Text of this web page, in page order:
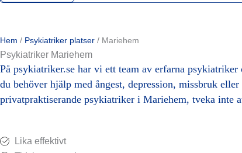
Hem / Psykiatriker platser / Mariehem
Psykiatriker Mariehem
På psykiatriker.se har vi ett team av erfarna
du behöver hjälp med ångest, depression, missbruk
privatpraktiserande psykiatriker i Mariehem, tveka inte
Lika effektivt